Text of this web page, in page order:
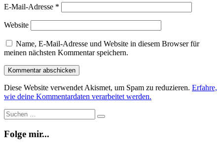
E-Mail-Adresse *
Website
Name, E-Mail-Adresse und Website in diesem Browser für
meinen nächsten Kommentar speichern.
Diese Website verwendet Akismet, um Spam zu reduzieren. Erfahre,
wie deine Kommentardaten verarbeitet werden.
Suche
Suchen
Folge mir...